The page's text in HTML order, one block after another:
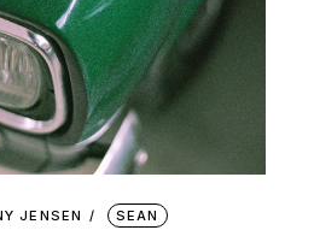
JENSEN SEAN